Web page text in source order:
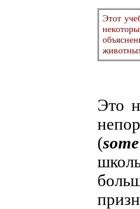
Этот
Это
(some